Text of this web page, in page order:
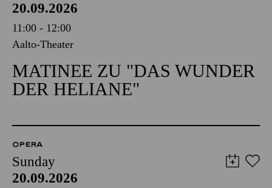
20.09.2026
11:00 - 12:00
Aalto-Theater
MATINEE ZU "DAS WUNDER
DER HELIANE"
OPERA
Sunday
20.09.2026